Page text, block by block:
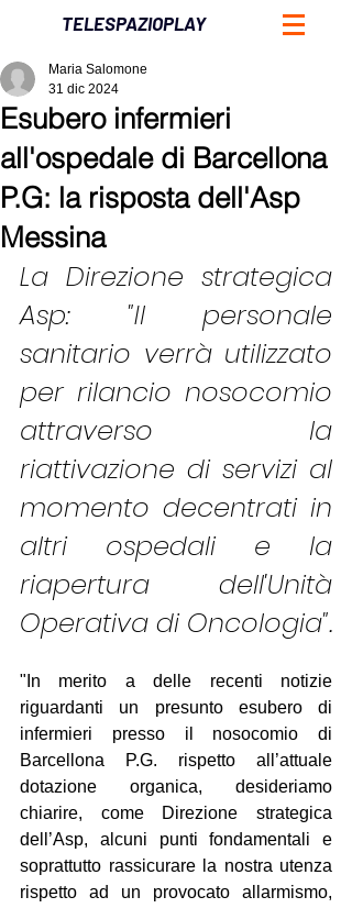
TELESPAZIOPLAY
Esubero infermieri
all'ospedale di Barcellona
P.G: la risposta dell'Asp
Messina
Maria Salomone
31 dic 2024
La Direzione strategica
Asp: "Il personale
sanitario verrà utilizzato
per rilancio nosocomio
attraverso la
riattivazione di servizi al
momento decentrati in
altri ospedali e la
riapertura dell'Unità
Operativa di Oncologia".
"In merito a delle recenti notizie
riguardanti un presunto esubero di
infermieri presso il nosocomio di
Barcellona P.G. rispetto all’attuale
dotazione organica, desideriamo
chiarire, come Direzione strategica
dell’Asp, alcuni punti fondamentali e
soprattutto rassicurare la nostra utenza
rispetto ad un provocato allarmismo,